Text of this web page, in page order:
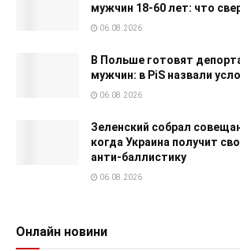
мужчин 18-60 лет: что
06.08.2026
В Польше готовят
мужчин: в PiS назвали
06.08.2026
Зеленский собрал
когда Украина получит
анти-баллистику
06.08.2026
Онлайн новини